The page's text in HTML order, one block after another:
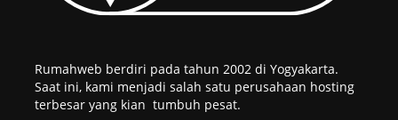
Rumahweb berdiri pada tahun 2002 di Yogyakarta.
Saat ini, kami menjadi salah satu perusahaan hosting
terbesar yang kian tumbuh pesat.